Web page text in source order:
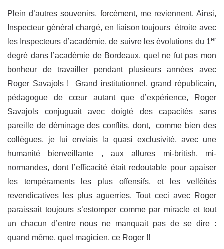
Plein d’autres souvenirs, forcément, me reviennent. Ainsi,
Inspecteur général chargé, en liaison toujours étroite avec
les Inspecteurs d’académie, de suivre les évolutions du 1er
degré dans l’académie de Bordeaux, quel ne fut pas mon
bonheur de travailler pendant plusieurs années avec
Roger Savajols ! Grand institutionnel, grand républicain,
pédagogue de cœur autant que d’expérience, Roger
Savajols conjuguait avec doigté des capacités sans
pareille de déminage des conflits, dont, comme bien des
collègues, je lui enviais la quasi exclusivité, avec une
humanité bienveillante , aux allures mi-british, mi-
normandes, dont l’efficacité était redoutable pour apaiser
les tempéraments les plus offensifs, et les velléités
revendicatives les plus aguerries. Tout ceci avec Roger
paraissait toujours s’estomper comme par miracle et tout
un chacun d’entre nous ne manquait pas de se dire :
quand même, quel magicien, ce Roger !!